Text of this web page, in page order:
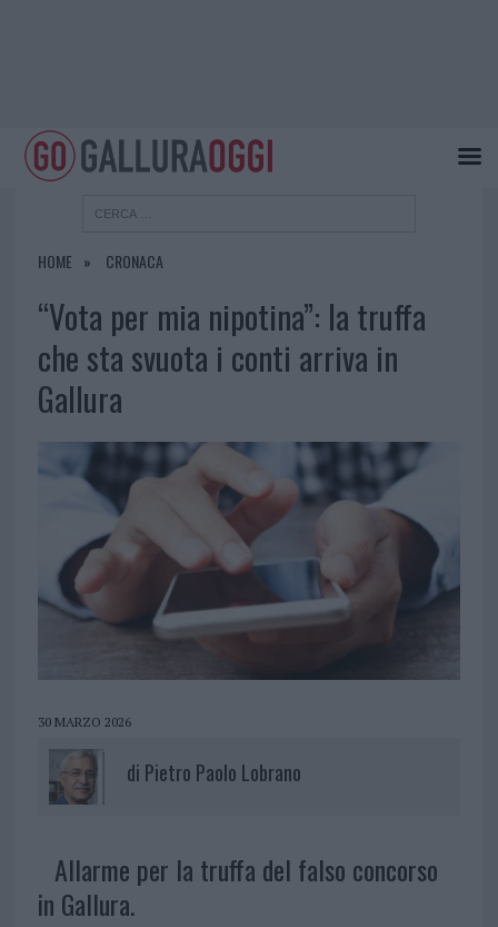
HOME CRONACA
“Vota per mia nipotina”: la truffa
che sta svuota i conti arriva in
Gallura
30 MARZO 2026
di Pietro Paolo Lobrano
Allarme per la truffa del falso concorso
in Gallura.